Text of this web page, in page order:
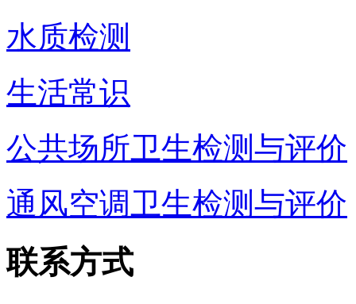
水质检测
生活常识
公共场所卫生检测与评价
通风空调卫生检测与评价
联系方式